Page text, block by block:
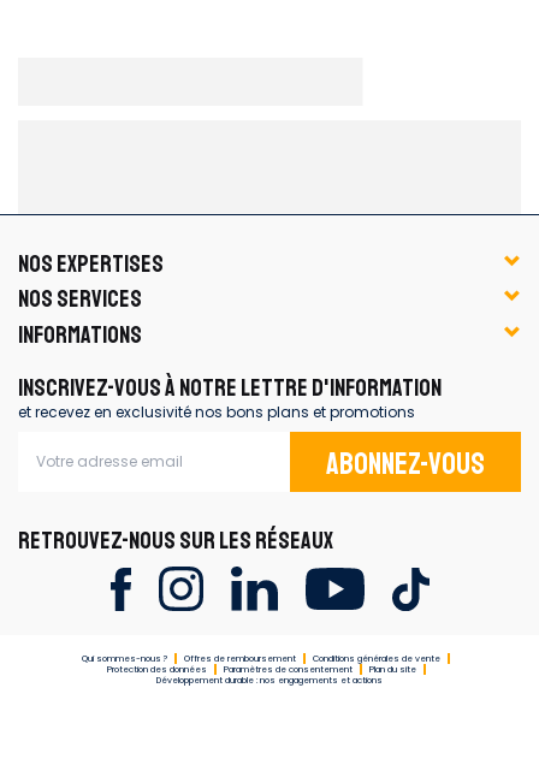
NOS EXPERTISES
NOS SERVICES
INFORMATIONS
INSCRIVEZ-VOUS À NOTRE LETTRE D'INFORMATION
et recevez en exclusivité nos bons plans et promotions
Abonnez-vous
RETROUVEZ-NOUS SUR LES RÉSEAUX
Qui sommes-nous ? Offres de remboursement
Conditions générales de vente
Protection des données
Paramètres de consentement
Plan du site
Développement durable : nos engagements et actions